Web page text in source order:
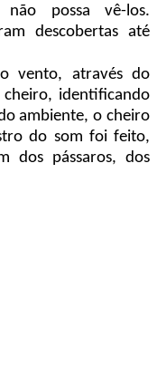
possa vê-los.
descobertas até
o vento, através do
identificando
ambiente, o cheiro
do som foi feito,
dos pássaros, dos